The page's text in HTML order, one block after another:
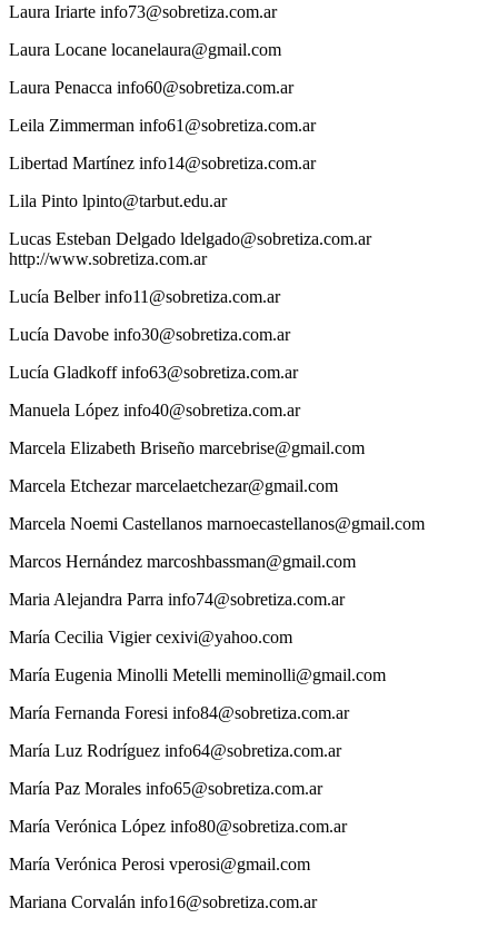
Laura Iriarte info73@sobretiza.com.ar
Laura Locane locanelaura@gmail.com
Laura Penacca info60@sobretiza.com.ar
Leila Zimmerman info61@sobretiza.com.ar
Libertad Martínez info14@sobretiza.com.ar
Lila Pinto lpinto@tarbut.edu.ar
Lucas Esteban Delgado ldelgado@sobretiza.com.ar
http://www.sobretiza.com.ar
Lucía Belberinfo11@sobretiza.com.ar
Lucía Davobe info30@sobretiza.com.ar
Lucía Gladkoffinfo63@sobretiza.com.ar
Manuela López info40@sobretiza.com.ar
Marcela Elizabeth Briseño marcebrise@gmail.com
Marcela Etchezarmarcelaetchezar@gmail.com
Marcela Noemi Castellanos marnoecastellanos@gmail.com
Marcos Hernández marcoshbassman@gmail.com
Maria Alejandra Parra info74@sobretiza.com.ar
María Cecilia Vigiercexivi@yahoo.com
María Eugenia Minolli Metelli meminolli@gmail.com
María Fernanda Foresi info84@sobretiza.com.ar
María Luz Rodríguez info64@sobretiza.com.ar
María Paz Morales info65@sobretiza.com.ar
María Verónica López info80@sobretiza.com.ar
María Verónica Perosi vperosi@gmail.com
Mariana Corvalán info16@sobretiza.com.ar